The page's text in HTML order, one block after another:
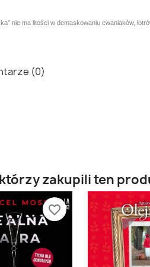
nie ma litości w demaskowaniu cwaniaków,
(0)
zakupili ten
favorite_border